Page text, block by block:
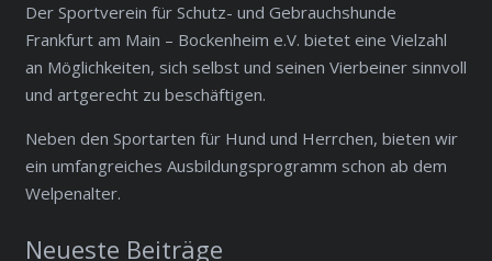
Der Sportverein für Schutz- und Gebrauchshunde
Frankfurt am Main – Bockenheim e.V. bietet eine Vielzahl
an Möglichkeiten, sich selbst und seinen Vierbeiner sinnvoll
und artgerecht zu beschäftigen.
Neben den Sportarten für Hund und Herrchen, bieten wir
ein umfangreiches Ausbildungsprogramm schon ab dem
Welpenalter.
Neueste Beiträge